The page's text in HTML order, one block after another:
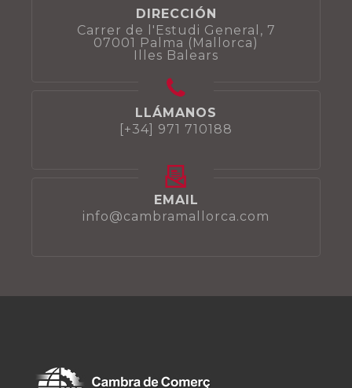
DIRECCIÓN
Carrer de l'Estudi General, 7
07001 Palma (Mallorca)
Illes Balears
LLÁMANOS
[+34] 971 710188
EMAIL
info@cambramallorca.com